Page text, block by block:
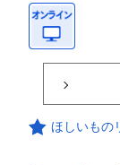
ほしいもの